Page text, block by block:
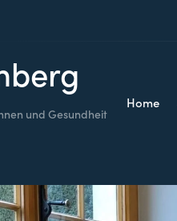
und Gesundheit
Home